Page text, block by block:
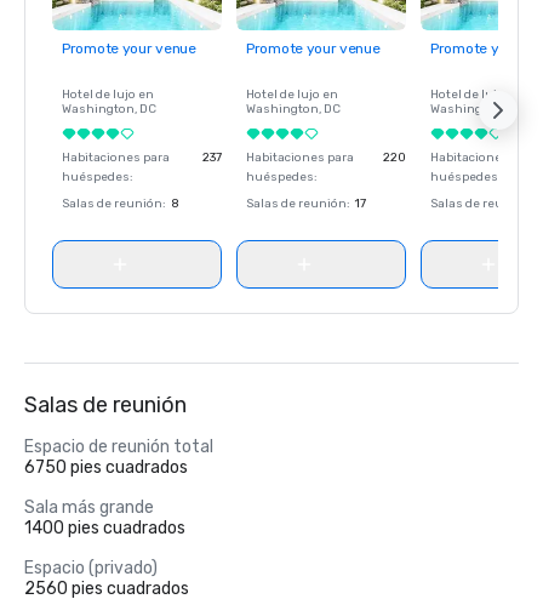
Promote your venue
Hotel de lujo en
Washington, DC
Habitaciones para
huéspedes:
237
Salas de reunión: 8
Promote your venue
Hotel de lujo en
Washington, DC
Habitaciones para
huéspedes:
220
Salas de reunión: 17
Promote your
Hotel de lujo en
Washington
Habitaciones para
huéspedes
Salas de reunión
Salas de reunión
Espacio de reunión total
6750 pies cuadrados
Sala más grande
1400 pies cuadrados
Espacio (privado)
2560 pies cuadrados